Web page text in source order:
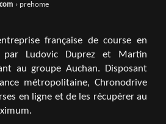
› prehome
française de course en
Ludovic Duprez et Martin
au groupe Auchan. Disposant
métropolitaine, Chronodrive
en ligne et de les récupérer au